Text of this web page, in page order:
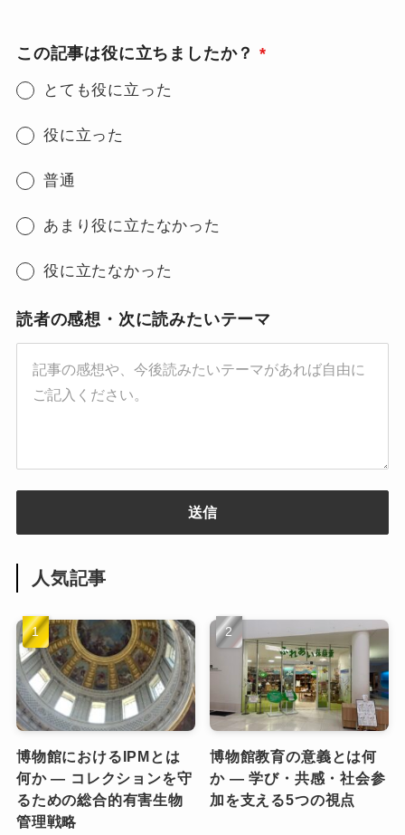
この記事は役に立ちましたか？*
とても役に立った
役に立った
普通
あまり役に立たなかった
役に立たなかった
読者の感想・次に読みたいテーマ
送信
人気記事
博物館におけるIPMとは
何か ― コレクションを守
るための総合的有害生物
管理戦略
博物館教育の意義とは何
か ― 学び・共感・社会参
加を支える5つの視点